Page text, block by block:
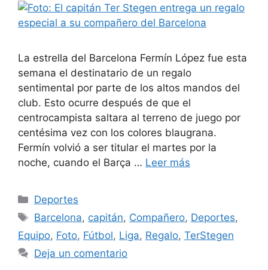
La estrella del Barcelona Fermín López fue esta
semana el destinatario de un regalo
sentimental por parte de los altos mandos del
club. Esto ocurre después de que el
centrocampista saltara al terreno de juego por
centésima vez con los colores blaugrana.
Fermín volvió a ser titular el martes por la
noche, cuando el Barça … Leer más
Categorías
Deportes
Etiquetas
Barcelona, capitán, Compañero, Deportes,
Equipo, Foto, Fútbol, Liga, Regalo, TerStegen
Deja un comentario